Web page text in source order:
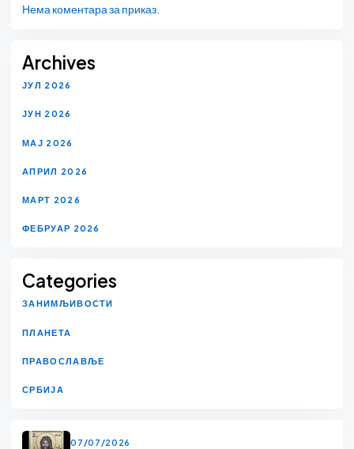
Нема коментара за приказ.
Archives
ЈУЛ 2026
ЈУН 2026
МАЈ 2026
АПРИЛ 2026
МАРТ 2026
ФЕБРУАР 2026
Categories
ЗАНИМЉИВОСТИ
ПЛАНЕТА
ПРАВОСЛАВЉЕ
СРБИЈА
07/07/2026